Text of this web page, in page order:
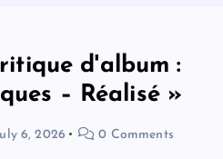
d'album :
– Réalisé »
6, 2026 0 Comments